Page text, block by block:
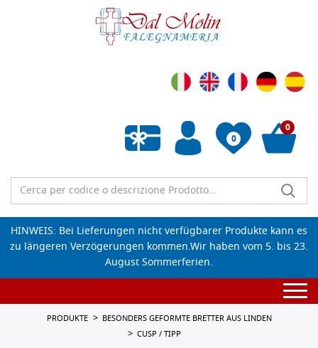
0
Wunschliste leeren
0
HINWEIS: Bei Lieferungen nicht verfügbarer Produkte kann es
zu längeren Verzögerungen kommen.Wir haben vom 5. bis 23.
August Sommerferien.
PRODUKTE
BESONDERS GEFORMTE BRETTER AUS LINDEN
CUSP / TIPP